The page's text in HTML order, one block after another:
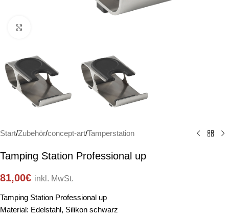
Start/Zubehör/concept-art/Tamperstation
Tamping Station Professional up
81,00€ inkl. MwSt.
Tamping Station Professional up
Material: Edelstahl, Silikon schwarz